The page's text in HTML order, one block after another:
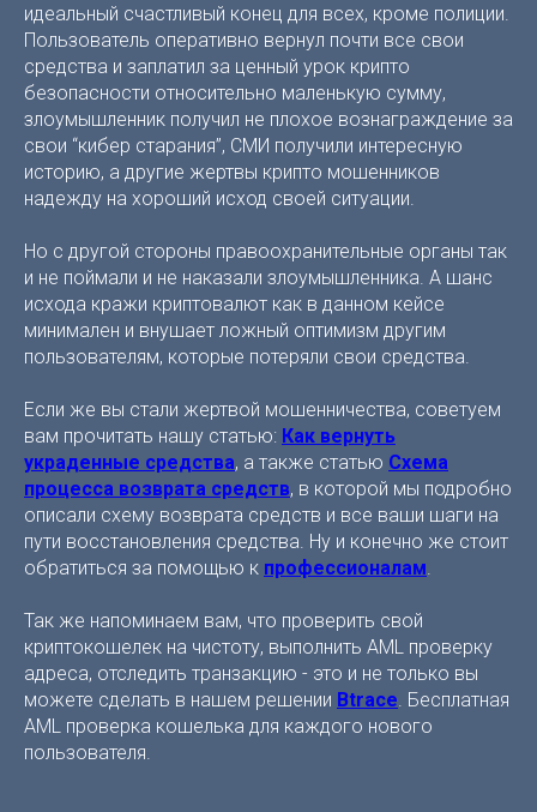
идеальный счастливый конец для всех, кроме полиции.
Пользователь оперативно вернул почти все свои
средства и заплатил за ценный урок крипто
безопасности относительно маленькую сумму,
злоумышленник получил не плохое вознаграждение за
свои “кибер старания”, СМИ получили интересную
историю, а другие жертвы крипто мошенников
надежду на хороший исход своей ситуации.
Но с другой стороны правоохранительные органы так
и не поймали и не наказали злоумышленника. А шанс
исхода кражи криптовалют как в данном кейсе
минимален и внушает ложный оптимизм другим
пользователям, которые потеряли свои средства.
Если же вы стали жертвой мошенничества, советуем
вам прочитать нашу статью: Как вернуть
украденные средства, а также статью Схема
процесса возврата средств, в которой мы подробно
описали схему возврата средств и все ваши шаги на
пути восстановления средства. Ну и конечно же стоит
обратиться за помощью к профессионалам.
Так же напоминаем вам, что проверить свой
криптокошелек на чистоту, выполнить AML проверку
адреса, отследить транзакцию - это и не только вы
можете сделать в нашем решении Btrace. Бесплатная
AML проверка кошелька для каждого нового
пользователя.